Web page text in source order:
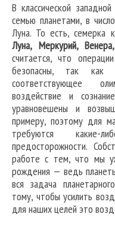
В классической
семью планетами, в
Луна. То есть, семерка
Луна, Меркурий,
считается, что
безопасны, так как
соответствующее
воздействие и
уравновешены и
примеру, поэтому для
требуются какие-
предосторожности.
работе с тем, что мы
рождения — ведь
вся задача
тому, чтобы усилить
для наших целей это